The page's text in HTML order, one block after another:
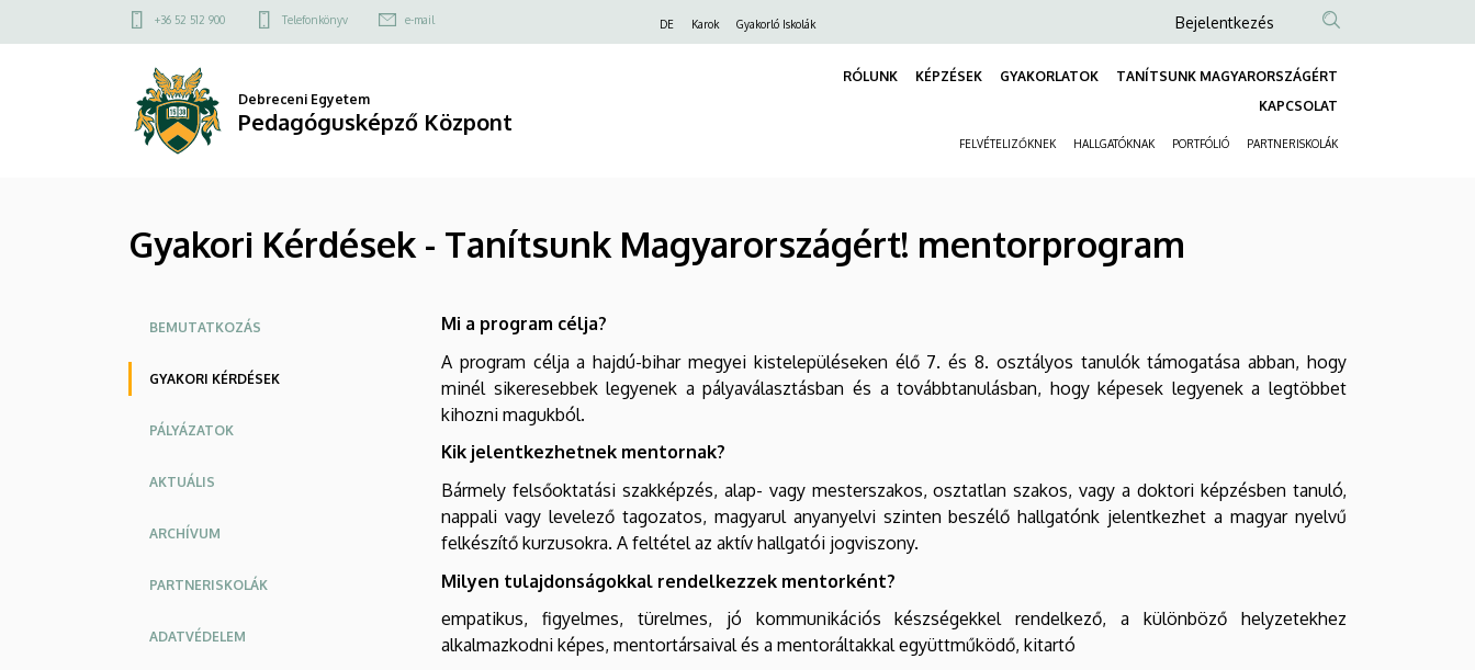
Kérdések
Tanítsunk
mentorprogram
Pedagógusképző
a
Felső
menü
+36 52 512 900 Telefonkönyv e-mail DE Karok Gyakorló Iskolák
Anonim
fiók
Bejelentkezés
Debreceni Egyetem
Pedagógusképző Központ
RÓLUNK KÉPZÉSEK GYAKORLATOK
TANÍTSUNK MAGYARORSZÁGÉRT
KAPCSOLAT
FELVÉTELIZŐKNEK HALLGATÓKNAK PORTFÓLIÓ PARTNERISKOLÁK
Gyakori Kérdések - Tanítsunk Magyarországért! mentorprogram
Oldalmenü
BEMUTATKOZÁS
GYAKORI KÉRDÉSEK
PÁLYÁZATOK
AKTUÁLIS
ARCHÍVUM
PARTNERISKOLÁK
ADATVÉDELEM
Mi a program célja?
A program célja a hajdú-bihar megyei kistelepüléseken élő 7. és 8. osztályos tanulók támogatása abban, hogy
minél sikeresebbek legyenek a pályaválasztásban és a továbbtanulásban, hogy képesek legyenek a legtöbbet
kihozni magukból.
Kik jelentkezhetnek mentornak?
Bármely felsőoktatási szakképzés, alap- vagy mesterszakos, osztatlan szakos, vagy a doktori képzésben tanuló,
nappali vagy levelező tagozatos, magyarul anyanyelvi szinten beszélő hallgatónk jelentkezhet a magyar nyelvű
felkészítő kurzusokra. A feltétel az aktív hallgatói jogviszony.
Milyen tulajdonságokkal rendelkezzek mentorként?
empatikus, figyelmes, türelmes, jó kommunikációs készségekkel rendelkező, a különböző helyzetekhez
alkalmazkodni képes, mentortársaival és a mentoráltakkal együttműködő, kitartó